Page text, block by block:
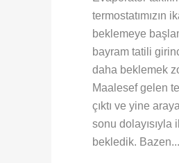
termostatımızın
beklemeye
bayram tatili
daha beklemek
Maalesef gelen
çıktı ve yine
sonu dolayısıyla
bekledik. Bazen...